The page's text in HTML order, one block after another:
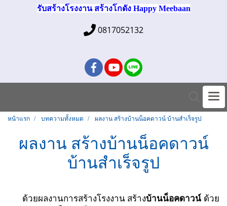
รับสร้างโรงงาน สร้างโกดัง Happy Meebaan
0817052132
หน้าแรก บทความทั้งหมด ผลงาน สร้างบ้านน็อคดาวน์ บ้านสำเร็จรูป
ผลงาน สร้างบ้านน็อคดาวน์
บ้านสำเร็จรูป
ด้วยผลงานการสร้างโรงงาน สร้างบ้านน็อคดาวน์ ด้วย